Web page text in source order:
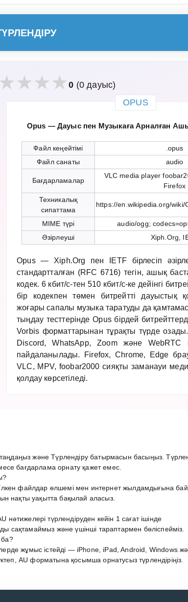
0 (0 дауыс)
OPUS
Opus — Дауыс пен Музыкаға Арналған
Файл кеңейтімі
.opus
Файл санаты
audio
Бағдарламалар
VLC media player
Firefox
Техникалық
сипаттама
https://en.wikipedia.org/
MIME түрі
audio/ogg;
Әзірлеуші
Xiph.Org,
Opus — Xiph.Org пен IETF бірлесіп
стандартталған (RFC 6716) тегін, ашық
кодек. 6 кбит/с-тен 510 кбит/с-ке дейінгі
бір кодекпен төмен битрейтті дауыстық
жоғары сапалы музыка таратуды да
тыңдау тесттерінде Opus бірдей
Vorbis форматтарынан тұрақты түрде
Discord, WhatsApp, Zoom және WebRTC
пайдаланылады. Firefox, Chrome, Edge
VLC, MPV, foobar2000 сияқты заманауи
қолдау көрсетіледі.
және Түрлендіру батырмасын басыңыз.
бағдарлама орнату қажет емес.
Үлкен файлдар өлшемі мен интернет жылдамдығына
нақты уақытта бақылай аласыз.
түрлендіруден кейін 1 сағат ішінде
сақтамаймыз және үшінші тараптармен бөліспейміз.
жұмыс істейді — iPhone, iPad, Android, Windows
AU форматына қосымша орнатусыз түрлендіріңіз.